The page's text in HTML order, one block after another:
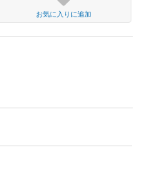
お気に入りに追加